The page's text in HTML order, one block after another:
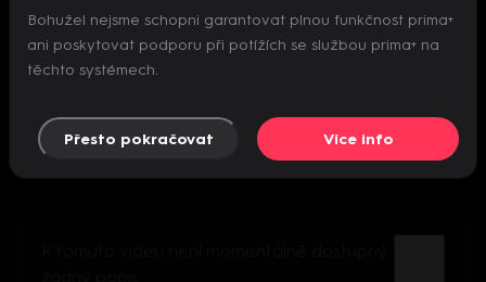
Nepodařilo se inicializovat přehrávač
Bohužel nejsme schopni garantovat plnou funkčnost prima+
ani poskytovat podporu při potížích se službou prima+ na
těchto systémech.
Přesto pokračovat Více info